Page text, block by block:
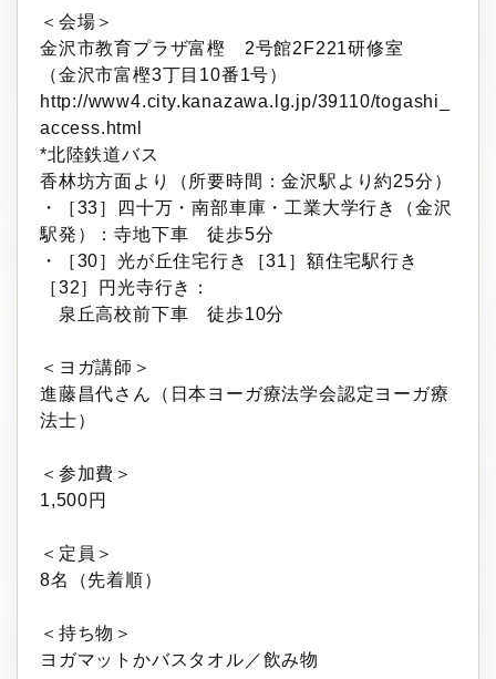
＜会場＞
金沢市教育プラザ富樫 2号館2F221研修室
（金沢市富樫3丁目10番1号）
http://www4.city.kanazawa.lg.jp/39110/togashi_
access.html
*北陸鉄道バス
香林坊方面より（所要時間：金沢駅より約25分）
・［33］四十万・南部車庫・工業大学行き（金沢
駅発）：寺地下車 徒歩5分
・［30］光が丘住宅行き［31］額住宅駅行き
［32］円光寺行き：
泉丘高校前下車 徒歩10分
＜ヨガ講師＞
進藤昌代さん（日本ヨーガ療法学会認定ヨーガ療
法士）
＜参加費＞
1,500円
＜定員＞
8名（先着順）
＜持ち物＞
ヨガマットかバスタオル／飲み物